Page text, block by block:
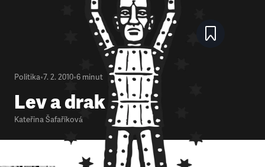
Politika•7. 2. 2010•6 minut
Lev a drak
Kateřina Šafaříková